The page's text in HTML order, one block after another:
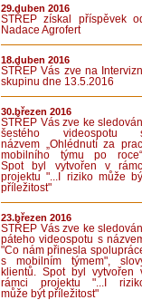
29.duben 2016
STŘEP získal příspěvek
Nadace Agrofert
18.duben 2016
STŘEP Vás zve na
skupinu dne 13.5.2016
30.březen 2016
STŘEP Vás zve ke
šestého videospotu
názvem „Ohlédnutí za
mobilního týmu po roce“.
Spot byl vytvořen v
projektu "...I riziko může
příležitost"
23.březen 2016
STŘEP Vás zve ke
páteho videospotu s
"Co nám přinesla
s mobilním týmem",
klientů. Spot byl vytvořen
rámci projektu "...I
může být příležitost"